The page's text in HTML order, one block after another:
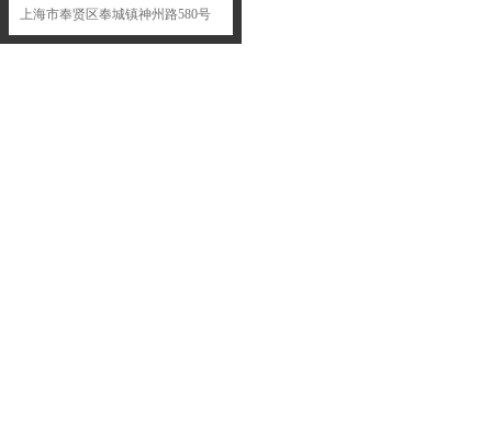
上海市奉贤区奉城镇神州路580号